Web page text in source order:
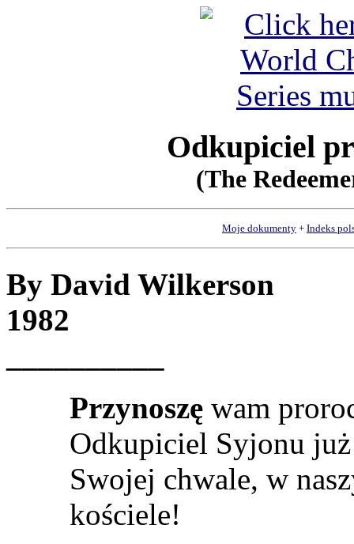
Odkupiciel
(The
Moje dokumenty + Indeks
By David Wilkerson
1982
Przynoszę wam
Odkupiciel Syjonu już
Swojej chwale, w
kościele!